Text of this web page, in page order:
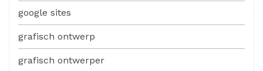
google sites
grafisch ontwerp
grafisch ontwerper